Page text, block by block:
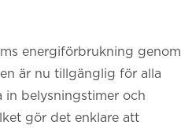
energiförbrukning genom
är nu tillgänglig för alla
in belysningstimer och
gör det enklare att